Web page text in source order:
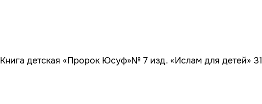
Книга детская «Пророк Юсуф»№ 7 изд. «Ислам для детей»